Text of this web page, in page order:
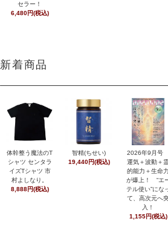
セラー！
6,480円(税込)
新着商品
体幹整う魔法のT
シャツ センタラ
イズTシャツ 市
村よしなり。
8,888円(税込)
智精(ちせい)
19,440円(税込)
2026年9月号
運気＋波動＋
的能力＋生命力
が爆上！ “エ
テル使い”にな
て、高次元へ
入！
1,155円(税込)